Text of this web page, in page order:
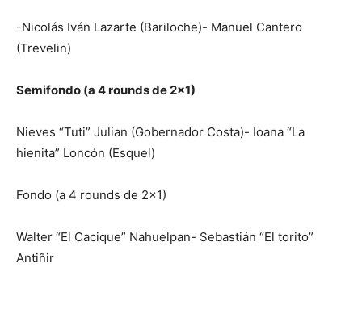
-Nicolás Iván Lazarte (Bariloche)- Manuel Cantero
(Trevelin)
Semifondo (a 4 rounds de 2×1)
Nieves “Tuti” Julian (Gobernador Costa)- Ioana “La
hienita” Loncón (Esquel)
Fondo (a 4 rounds de 2×1)
Walter “El Cacique” Nahuelpan- Sebastián “El torito”
Antiñir